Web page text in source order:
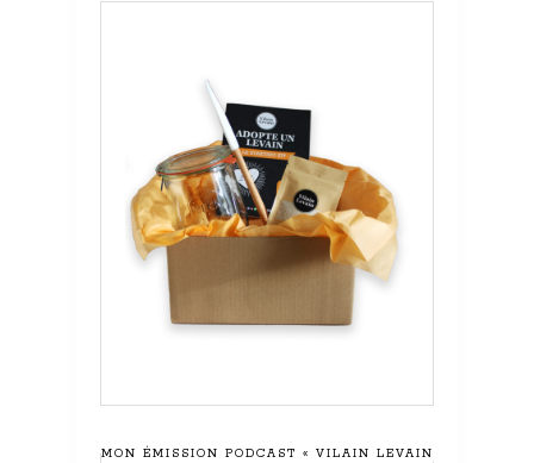
MON ÉMISSION PODCAST « VILAIN LEVAIN »